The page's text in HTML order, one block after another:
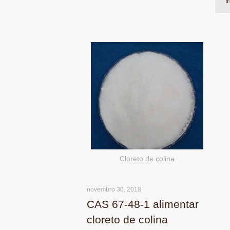
Cloreto de colina
novembro 30, 2018
CAS 67-48-1 alimentar
cloreto de colina